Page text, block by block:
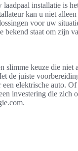
installatie is
kan u niet
voor uw
staat om zijn
slimme keuze die
de juiste
elektrische auto.
investering die